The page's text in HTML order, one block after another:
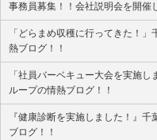
事務員募集！！会社説明会を開催
「どらまめ収穫に行ってきた！
熱ブログ！！
「社員バーベキュー大会を実施
ループの情熱ブログ！！
『健康診断を実施しました！』
ブログ！！